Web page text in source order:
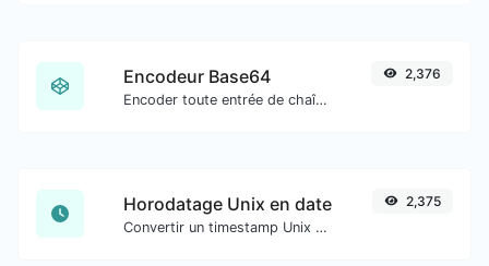
Encodeur Base64
Encoder toute entrée de chaîne en Base64.
2,376
Horodatage Unix en date
Convertir un timestamp Unix en date UTC et en date locale.
2,375